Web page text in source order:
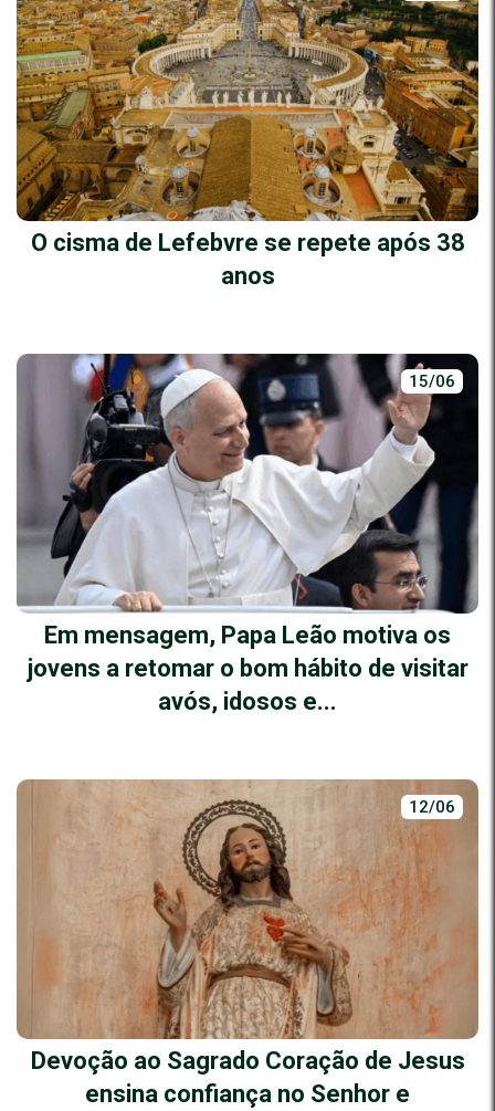
O cisma de Lefebvre se repete após 38
anos
15/06
Em mensagem, Papa Leão motiva os
jovens a retomar o bom hábito de visitar
avós, idosos e...
12/06
Devoção ao Sagrado Coração de Jesus
ensina confiança no Senhor e